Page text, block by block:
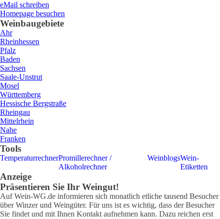
eMail schreiben
Homepage besuchen
Weinbaugebiete
Ahr
Rheinhessen
Pfalz
Baden
Sachsen
Saale-Unstrut
Mosel
Württemberg
Hessische Bergstraße
Rheingau
Mittelrhein
Nahe
Franken
Tools
TemperaturrechnerPromillerechner /
Alkoholrechner
WeinblogsWein-
Etiketten
Anzeige
Präsentieren Sie Ihr Weingut!
Auf Wein-WG.de informieren sich monatlich etliche tausend Besucher
über Winzer und Weingüter. Für uns ist es wichtig, dass der Besucher
Sie findet und mit Ihnen Kontakt aufnehmen kann. Dazu reichen erst